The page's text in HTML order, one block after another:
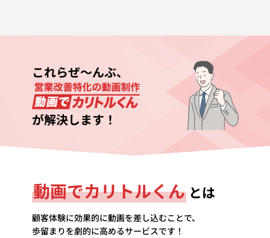
これらぜ～んぶ、
が解決します！
動画でカリトルくん とは
顧客体験に効果的に動画を差し込むことで、
歩留まりを劇的に高めるサービスです！